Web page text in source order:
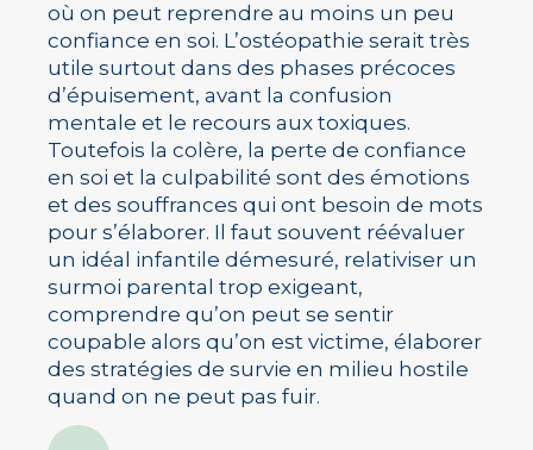
où on peut reprendre au moins un peu
confiance en soi. L’ostéopathie serait très
utile surtout dans des phases précoces
d’épuisement, avant la confusion
mentale et le recours aux toxiques.
Toutefois la colère, la perte de confiance
en soi et la culpabilité sont des émotions
et des souffrances qui ont besoin de mots
pour s’élaborer. Il faut souvent réévaluer
un idéal infantile démesuré, relativiser un
surmoi parental trop exigeant,
comprendre qu’on peut se sentir
coupable alors qu’on est victime, élaborer
des stratégies de survie en milieu hostile
quand on ne peut pas fuir.